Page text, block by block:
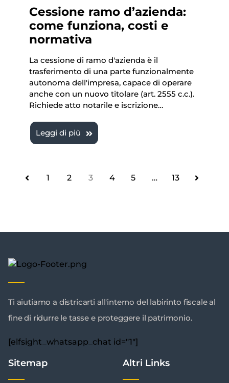
Cessione ramo d’azienda:
come funziona, costi e
normativa
La cessione di ramo d'azienda è il
trasferimento di una parte funzionalmente
autonoma dell'impresa, capace di operare
anche con un nuovo titolare (art. 2555 c.c.).
Richiede atto notarile e iscrizione…
Leggi di più
1 2 3 4 5 … 13
Ti aiutiamo a districarti all'interno del labirinto fiscale al
fine di ridurre le tasse e proteggere il patrimonio.
[elfsight_whatsapp_chat id="1"]
Sitemap Altri Links